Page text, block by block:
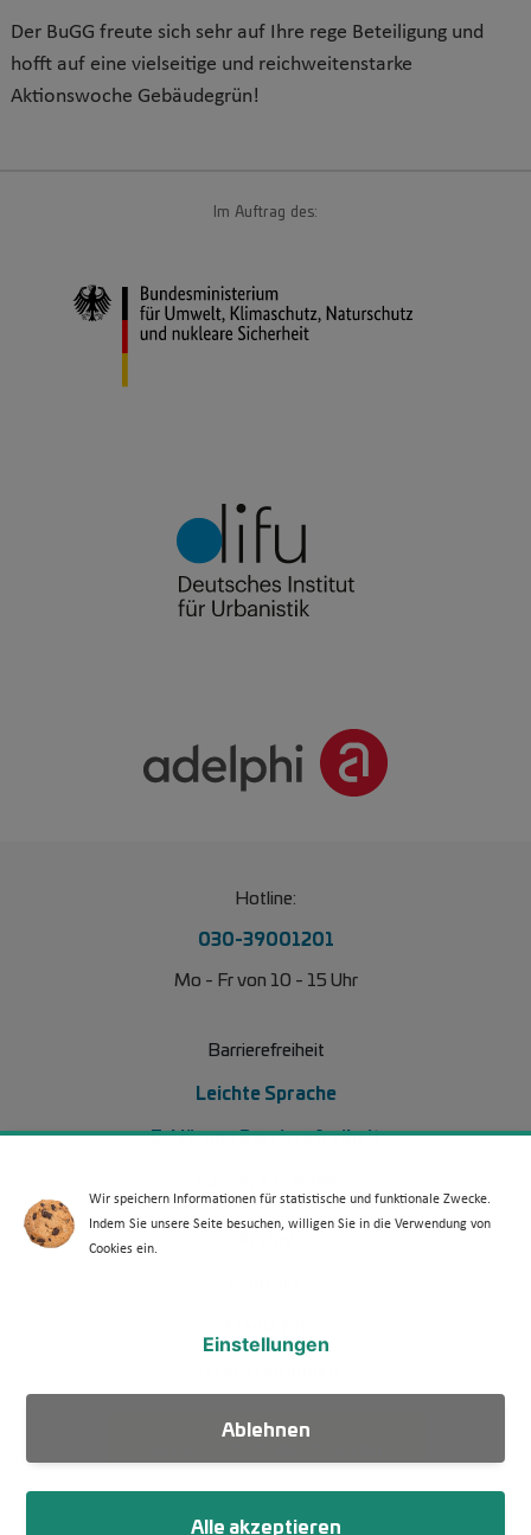
Der BuGG freute sich sehr auf Ihre rege Beteiligung und
hofft auf eine vielseitige und reichweitenstarke
Aktionswoche Gebäudegrün!
Im Auftrag des:
Hotline:
030-39001201
Mo - Fr von 10 - 15 Uhr
Barrierefreiheit
Leichte Sprache
Erklärung Barrierefreiheit
Footer Menü 2 (WdKA 26)
Archiv
Wir speichern Informationen für statistische und funktionale Zwecke.
Indem Sie unsere Seite besuchen, willigen Sie in die Verwendung von
Cookies ein.
Ablehnen
Einstellungen
Alle akzeptieren